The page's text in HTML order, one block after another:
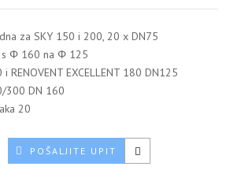
za SKY 150 i 200, 20 x DN75
s Φ 160 na Φ 125
RENOVENT EXCELLENT 180 DN125
300 DN 160
20
POŠALJITE UPIT